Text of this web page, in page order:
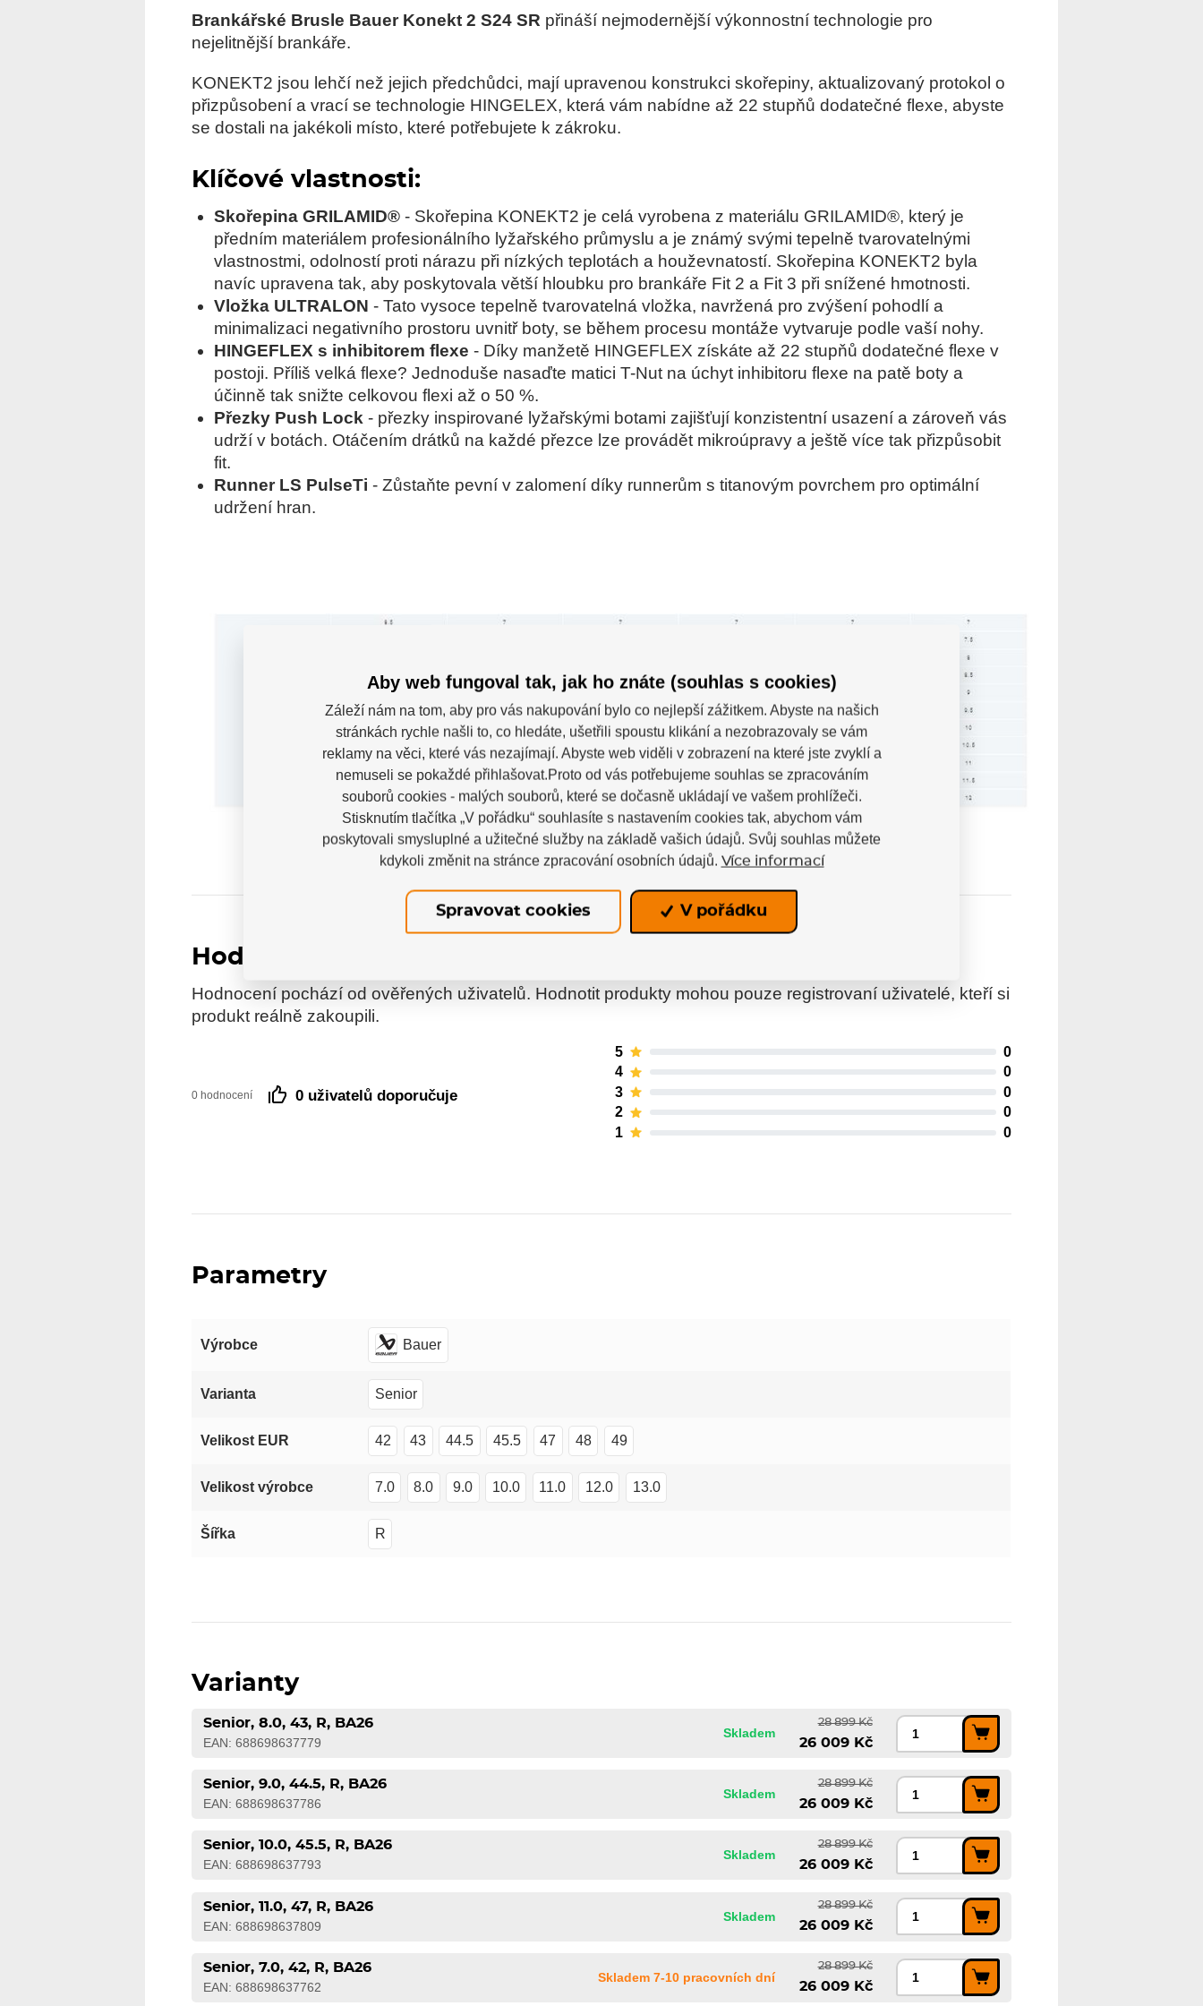
Brankářské Brusle Bauer Konekt 2 S24 SR přináší nejmodernější výkonnostní technologie pro
nejelitnější brankáře.
KONEKT2 jsou lehčí než jejich předchůdci, mají upravenou konstrukci skořepiny, aktualizovaný protokol o
přizpůsobení a vrací se technologie HINGELEX, která vám nabídne až 22 stupňů dodatečné flexe, abyste
se dostali na jakékoli místo, které potřebujete k zákroku.
Klíčové vlastnosti:
Skořepina GRILAMID® - Skořepina KONEKT2 je celá vyrobena z materiálu GRILAMID®, který je
předním materiálem profesionálního lyžařského průmyslu a je známý svými tepelně tvarovatelnými
vlastnostmi, odolností proti nárazu při nízkých teplotách a houževnatostí. Skořepina KONEKT2 byla
navíc upravena tak, aby poskytovala větší hloubku pro brankáře Fit 2 a Fit 3 při snížené hmotnosti.
Vložka ULTRALON - Tato vysoce tepelně tvarovatelná vložka, navržená pro zvýšení pohodlí a
minimalizaci negativního prostoru uvnitř boty, se během procesu montáže vytvaruje podle vaší nohy.
HINGEFLEX s inhibitorem flexe - Díky manžetě HINGEFLEX získáte až 22 stupňů dodatečné flexe v
postoji. Příliš velká flexe? Jednoduše nasaďte matici T-Nut na úchyt inhibitoru flexe na patě boty a
účinně tak snižte celkovou flexi až o 50 %.
Přezky Push Lock - přezky inspirované lyžařskými botami zajišťují konzistentní usazení a zároveň vás
udrží v botách. Otáčením drátků na každé přezce lze provádět mikroúpravy a ještě více tak přizpůsobit
fit.
Runner LS PulseTi - Zůstaňte pevní v zalomení díky runnerům s titanovým povrchem pro optimální
udržení hran.
Hodnocení
Hodnocení pochází od ověřených uživatelů. Hodnotit produkty mohou pouze registrovaní uživatelé, kteří si
produkt reálně zakoupili.
0 hodnocení 0 uživatelů doporučuje
5
0
4
0
3
0
2
0
1
0
Parametry
Výrobce Bauer
Varianta Senior
Velikost EUR 42 43 44.5 45.5 47 48 49
Velikost výrobce 7.0 8.0 9.0 10.0 11.0 12.0 13.0
Šířka R
Varianty
Senior, 8.0, 43, R, BA26
EAN: 688698637779
Skladem
28 899 Kč
26 009 Kč
Senior, 9.0, 44.5, R, BA26
EAN: 688698637786
Skladem
28 899 Kč
26 009 Kč
Senior, 10.0, 45.5, R, BA26
EAN: 688698637793
Skladem
28 899 Kč
26 009 Kč
Senior, 11.0, 47, R, BA26
EAN: 688698637809
Skladem
28 899 Kč
26 009 Kč
Senior, 7.0, 42, R, BA26
EAN: 688698637762
Skladem 7-10 pracovních dní
28 899 Kč
26 009 Kč
Aby web fungoval tak, jak ho znáte (souhlas s cookies)
Záleží nám na tom, aby pro vás nakupování bylo co nejlepší zážitkem. Abyste na našich
stránkách rychle našli to, co hledáte, ušetřili spoustu klikání a nezobrazovaly se vám
reklamy na věci, které vás nezajímají. Abyste web viděli v zobrazení na které jste zvyklí a
nemuseli se pokaždé přihlašovat.Proto od vás potřebujeme souhlas se zpracováním
souborů cookies - malých souborů, které se dočasně ukládají ve vašem prohlížeči.
Stisknutím tlačítka „V pořádku“ souhlasíte s nastavením cookies tak, abychom vám
poskytovali smysluplné a užitečné služby na základě vašich údajů. Svůj souhlas můžete
kdykoli změnit na stránce zpracování osobních údajů. Více informací
Spravovat cookies V pořádku